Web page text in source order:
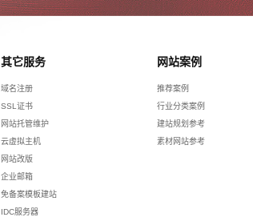
其它服务
域名注册
SSL证书
网站托管维护
云虚拟主机
网站改版
企业邮箱
免备案模板建站
IDC服务器
网站案例
推荐案例
行业分类案例
建站规划参考
素材网站参考